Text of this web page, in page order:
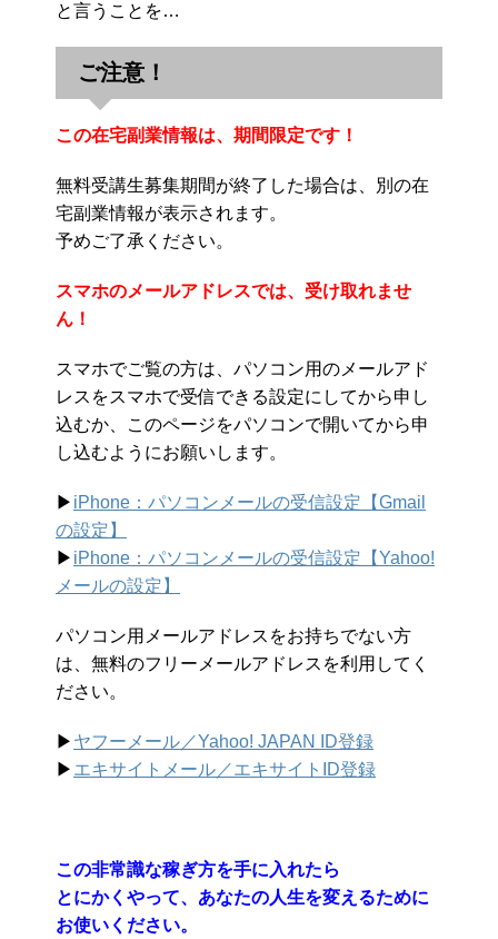
と言うことを…
ご注意！
この在宅副業情報は、期間限定です！
無料受講生募集期間が終了した場合は、別の在
宅副業情報が表示されます。
予めご了承ください。
スマホのメールアドレスでは、受け取れませ
ん！
スマホでご覧の方は、パソコン用のメールアド
レスをスマホで受信できる設定にしてから申し
込むか、このページをパソコンで開いてから申
し込むようにお願いします。
▶︎ iPhone：パソコンメールの受信設定【Gmail
の設定】
▶︎ iPhone：パソコンメールの受信設定【Yahoo!
メールの設定】
パソコン用メールアドレスをお持ちでない方
は、無料のフリーメールアドレスを利用してく
ださい。
▶︎ ヤフーメール／Yahoo! JAPAN ID登録
▶︎ エキサイトメール／エキサイトID登録
この非常識な稼ぎ方を手に入れたら
とにかくやって、あなたの人生を変えるために
お使いください。